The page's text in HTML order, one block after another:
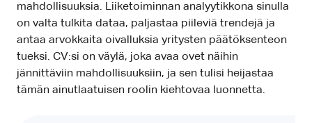
mahdollisuuksia. Liiketoiminnan analyytikkona sinulla
on valta tulkita dataa, paljastaa piileviä trendejä ja
antaa arvokkaita oivalluksia yritysten päätöksenteon
tueksi. CV:si on väylä, joka avaa ovet näihin
jännittäviin mahdollisuuksiin, ja sen tulisi heijastaa
tämän ainutlaatuisen roolin kiehtovaa luonnetta.